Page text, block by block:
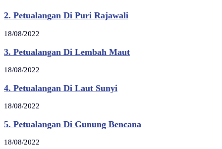
2. Petualangan Di Puri Rajawali
18/08/2022
3. Petualangan Di Lembah Maut
18/08/2022
4. Petualangan Di Laut Sunyi
18/08/2022
5. Petualangan Di Gunung Bencana
18/08/2022